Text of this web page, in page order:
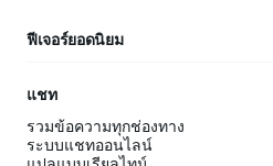
ฟีเจอร์ยอดนิยม
แชท
รวมข้อความทุกช่องทาง
ระบบแชทออนไลน์